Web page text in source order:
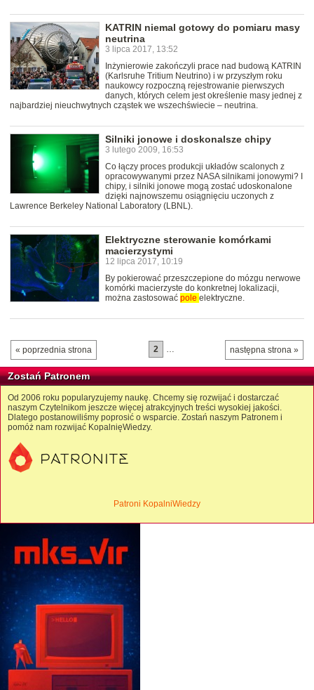
KATRIN niemal gotowy do pomiaru masy
neutrina
3 lipca 2017, 13:52
Inżynierowie zakończyli prace nad budową KATRIN
(Karlsruhe Tritium Neutrino) i w przyszłym roku
naukowcy rozpoczną rejestrowanie pierwszych
danych, których celem jest określenie masy jednej z
najbardziej nieuchwytnych cząstek we wszechświecie – neutrina.
Silniki jonowe i doskonalsze chipy
3 lutego 2009, 16:53
Co łączy proces produkcji układów scalonych z
opracowywanymi przez NASA silnikami jonowymi? I
chipy, i silniki jonowe mogą zostać udoskonalone
dzięki najnowszemu osiągnięciu uczonych z
Lawrence Berkeley National Laboratory (LBNL).
Elektryczne sterowanie komórkami
macierzystymi
12 lipca 2017, 10:19
By pokierować przeszczepione do mózgu nerwowe
komórki macierzyste do konkretnej lokalizacji,
można zastosować pole elektryczne.
« poprzednia strona następna strona »
2 …
Zostań Patronem
Od 2006 roku popularyzujemy naukę. Chcemy się rozwijać i dostarczać
naszym Czytelnikom jeszcze więcej atrakcyjnych treści wysokiej jakości.
Dlatego postanowiliśmy poprosić o wsparcie. Zostań naszym Patronem i
pomóż nam rozwijać KopalnięWiedzy.
Patroni KopalniWiedzy